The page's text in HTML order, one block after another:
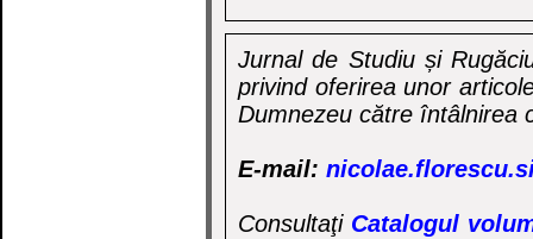
Jurnal de Studiu și
privind oferirea unor
Dumnezeu către întâlnirea
E-mail:
Consultaţi Catalogul